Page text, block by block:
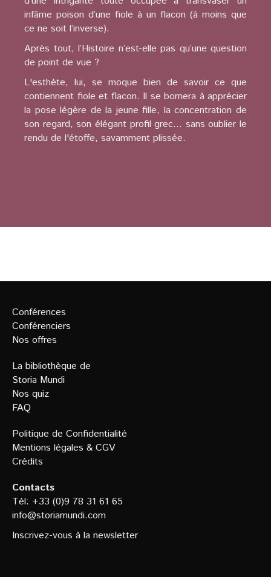
infâme poison d’une fiole à un flacon (à moins que
ce ne soit l’inverse).
Après tout, l’Histoire n’est-elle pas qu’une question
de point de vue ?
L'esthète, lui, se moque bien de savoir ce que
contiennent fiole et flacon. Il se bornera à apprécier
la pose légère de la jeune fille, la concentration de
son regard, son élégant profil grec... sans oublier le
rendu de l'étoffe, savamment plissée.
Conférences
Conférenciers
Nos offres
La bibliothèque de
Storia Mundi
Nos quiz
FAQ
Politique de Confidentialité
Mentions légales & CGV
Crédits
Contacts
Tél: +33 (0)9 78 31 61 65
info@storiamundi.com
Inscrivez-vous à la newsletter